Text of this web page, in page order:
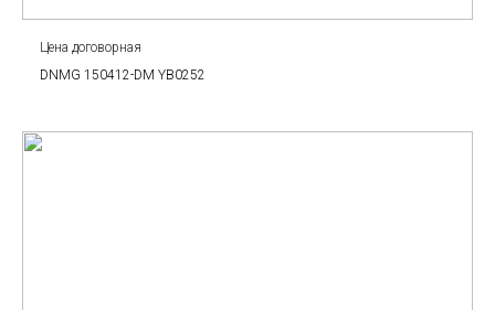
Цена договорная
DNMG 150412-DM YB0252